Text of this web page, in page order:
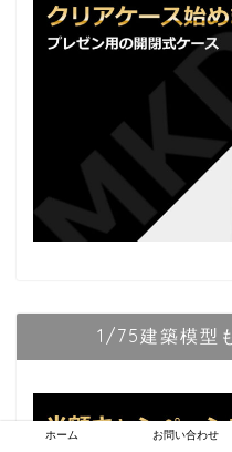
1/75建築模型
ホーム お問い合わせ